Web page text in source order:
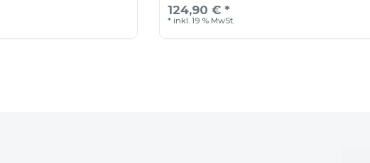
124,90 € *
* inkl. 19 % MwSt.